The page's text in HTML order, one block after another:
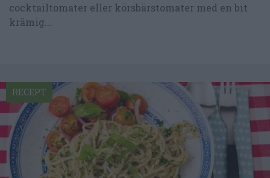
cocktailtomater eller körsbärstomater med en bit
krämig...
RECEPT